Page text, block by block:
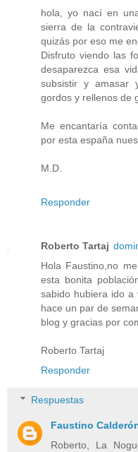
hola, yo nací en
sierra de la
quizás por eso me
Disfruto viendo las
desaparezca esa
subsistir y amasar
gordos y rellenos de
Me encantaría
por esta españa
M.D.
Responder
Roberto Tartaj
Hola Faustino,no
esta bonita
sabido hubiera ido a
hace un par de
blog y gracias por
Roberto Tartaj
Responder
Respuestas
Faustino
Roberto, La